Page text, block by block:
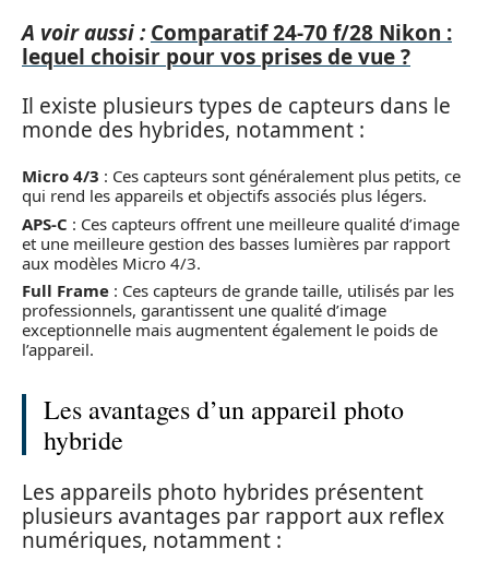
A voir aussi : Comparatif 24-70 f/28 Nikon :
lequel choisir pour vos prises de vue ?
Il existe plusieurs types de capteurs dans le
monde des hybrides, notamment :
Micro 4/3 : Ces capteurs sont généralement plus petits, ce
qui rend les appareils et objectifs associés plus légers.
APS-C : Ces capteurs offrent une meilleure qualité d’image
et une meilleure gestion des basses lumières par rapport
aux modèles Micro 4/3.
Full Frame : Ces capteurs de grande taille, utilisés par les
professionnels, garantissent une qualité d’image
exceptionnelle mais augmentent également le poids de
l’appareil.
Les avantages d’un appareil photo
hybride
Les appareils photo hybrides présentent
plusieurs avantages par rapport aux reflex
numériques, notamment :